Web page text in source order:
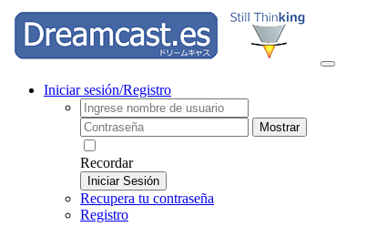
Iniciar sesión/Registro
Mostrar
Recordar
Iniciar Sesión
Recupera tu contraseña
Registro